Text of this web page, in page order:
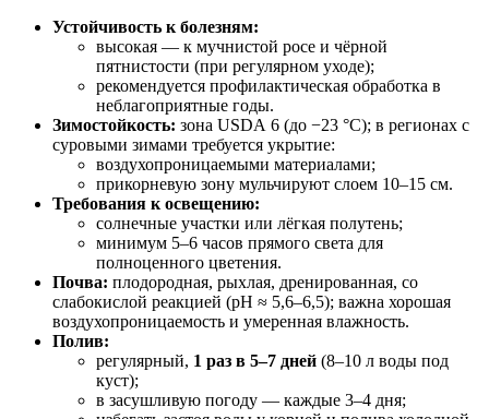
Устойчивость к болезням:
высокая — к мучнистой росе и чёрной
пятнистости (при регулярном уходе);
рекомендуется профилактическая обработка в
неблагоприятные годы.
Зимостойкость: зона USDA 6 (до −23 °C); в регионах с
суровыми зимами требуется укрытие:
воздухопроницаемыми материалами;
прикорневую зону мульчируют слоем 10–15 см.
Требования к освещению:
солнечные участки или лёгкая полутень;
минимум 5–6 часов прямого света для
полноценного цветения.
Почва: плодородная, рыхлая, дренированная, со
слабокислой реакцией (pH ≈ 5,6–6,5); важна хорошая
воздухопроницаемость и умеренная влажность.
Полив:
регулярный, 1 раз в 5–7 дней (8–10 л воды под
куст);
в засушливую погоду — каждые 3–4 дня;